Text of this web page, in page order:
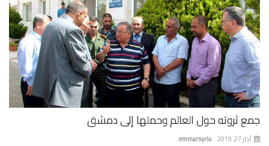
ثروته حول العالم وحملها إلى دمشق
emmarsyria 27, 2019